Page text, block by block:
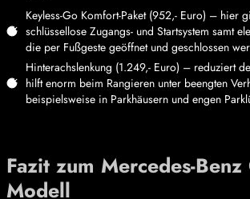
Keyless-Go Komfort-Paket (952,- Euro) – hier
schlüssellose Zugangs- und Startsystem samt
die per Fußgeste geöffnet und geschlossen
Hinterachslenkung (1.249,- Euro) – reduziert
hilft enorm beim Rangieren unter beengten
beispielsweise in Parkhäusern und engen
Fazit zum Mercedes-
Modell